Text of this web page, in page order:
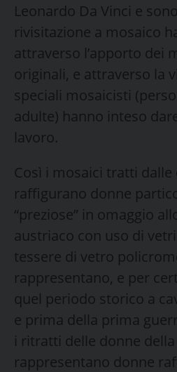
Leonardo Da Vinci e
rivisitazione a mosaico
attraverso l’apporto dei
originali, e attraverso la
speciali mosaicisti
adulte) hanno inteso
lavoro.
Così i mosaici tratti
raffigurano donne
“preziose” in omaggio
austriaco con uso di
tessere di vetro
rappresentano, e per
quel periodo storico a
e prima della prima
i ritratti delle donne
rappresentano donne